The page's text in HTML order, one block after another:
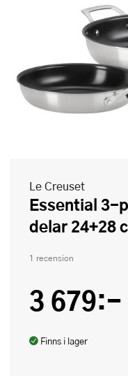
Le Creuset
Essential 3-ply stekpanna 2
delar 24+28
1 recension
3 679:-
Finns i lager